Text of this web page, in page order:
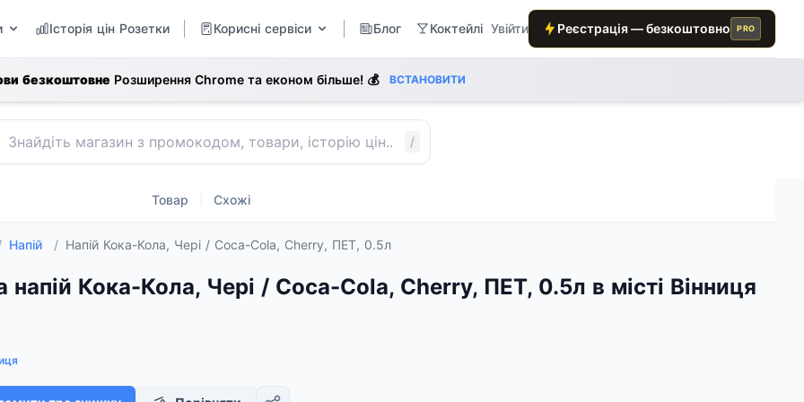
Історія цін Розетки Корисні сервіси Блог Коктейлі Увійти Реєстрація — безкоштовно PRO
безкоштовне Розширення Chrome та економ більше! 💰 ВСТАНОВИТИ
/
Товар Схожі
Напій / Напій Кока-Кола, Чері / Coca-Cola, Cherry, ПЕТ, 0.5л
напій Кока-Кола, Чері / Coca-Cola, Cherry, ПЕТ, 0.5л в місті Вінниця